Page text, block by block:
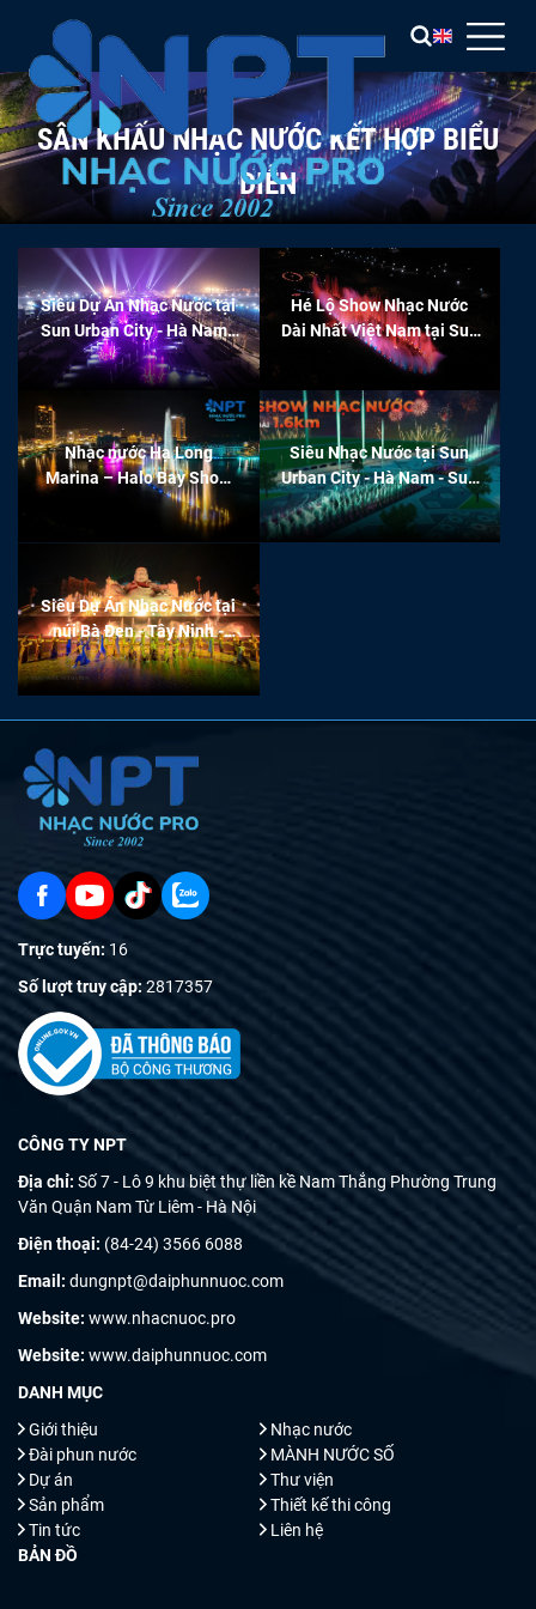
SÂN KHẤU NHẠC NƯỚC KẾT HỢP BIỂU
DIỄN
Siêu Dự Án Nhạc Nước tại
Sun Urban City - Hà Nam -
Sun Group
Hé Lộ Show Nhạc Nước
Dài Nhất Việt Nam tại Sun
Urban City Hà Nam
Nhạc nước Hạ Long
Marina – Halo Bay Show
BIM Group
Siêu Nhạc Nước tại Sun
Urban City - Hà Nam - Sun
Group
Siêu Dự Án Nhạc Nước tại
núi Bà Đen - Tây Ninh -
SUN GROUP
Trực tuyến: 16
Số lượt truy cập: 2817357
CÔNG TY NPT
Địa chỉ: Số 7 - Lô 9 khu biệt thự liền kề Nam Thắng Phường Trung
Văn Quận Nam Từ Liêm - Hà Nội
Điện thoại: (84-24) 3566 6088
Email: dungnpt@daiphunnuoc.com
Website: www.nhacnuoc.pro
Website: www.daiphunnuoc.com
DANH MỤC
Giới thiệu
Nhạc nước
Đài phun nước
MÀNH NƯỚC SỐ
Dự án
Thư viện
Sản phẩm
Thiết kế thi công
Tin tức
Liên hệ
BẢN ĐỒ